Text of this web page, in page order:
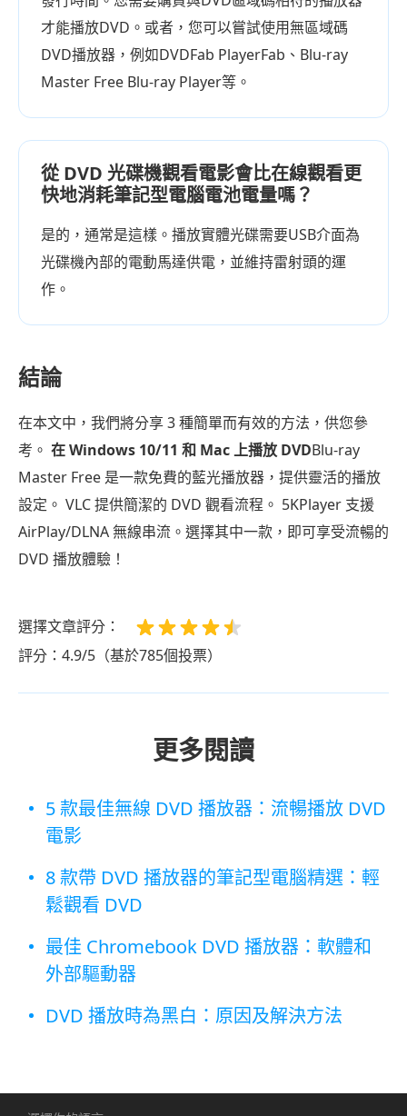
才能播放DVD。或者，您可以嘗試使用無區域碼
DVD播放器，例如DVDFab PlayerFab、Blu-ray
Master Free Blu-ray Player等。
從 DVD 光碟機觀看電影會比在線觀看更
快地消耗筆記型電腦電池電量嗎？
是的，通常是這樣。播放實體光碟需要USB介面為
光碟機內部的電動馬達供電，並維持雷射頭的運
作。
結論
在本文中，我們將分享 3 種簡單而有效的方法，供您參
考。 在 Windows 10/11 和 Mac 上播放 DVDBlu-ray
Master Free 是一款免費的藍光播放器，提供靈活的播放
設定。 VLC 提供簡潔的 DVD 觀看流程。 5KPlayer 支援
AirPlay/DLNA 無線串流。選擇其中一款，即可享受流暢的
DVD 播放體驗！
選擇文章評分：
評分：4.9/5（基於785個投票）
更多閱讀
5 款最佳無線 DVD 播放器：流暢播放 DVD
電影
8 款帶 DVD 播放器的筆記型電腦精選：輕
鬆觀看 DVD
最佳 Chromebook DVD 播放器：軟體和
外部驅動器
DVD 播放時為黑白：原因及解決方法